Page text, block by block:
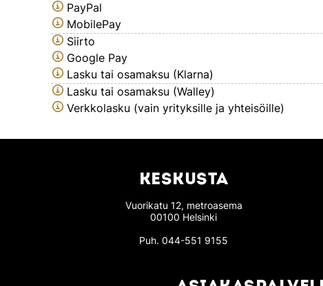
PayPal
MobilePay
Siirto
Google Pay
Lasku tai osamaksu (Klarna)
Lasku tai osamaksu (Walley)
Verkkolasku (vain yrityksille ja yhteisöille)
KESKUSTA
Vuorikatu 12, metroasema
00100 Helsinki
Puh.044-551 9155